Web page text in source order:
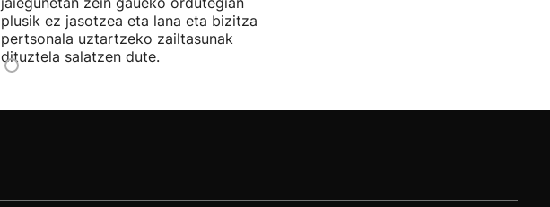
plusik ez jasotzea eta lana eta bizitza
pertsonala uztartzeko zailtasunak
dituztela salatzen dute.